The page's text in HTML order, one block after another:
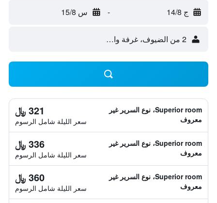
ج 14/8 - س 15/8
2 من الضيوف، غرفة واحدة
Superior room، نوع السرير غير
معروف
321 ﷼
سعر الليلة شامل الرسوم
Superior room، نوع السرير غير
معروف
336 ﷼
سعر الليلة شامل الرسوم
Superior room، نوع السرير غير
معروف
360 ﷼
سعر الليلة شامل الرسوم